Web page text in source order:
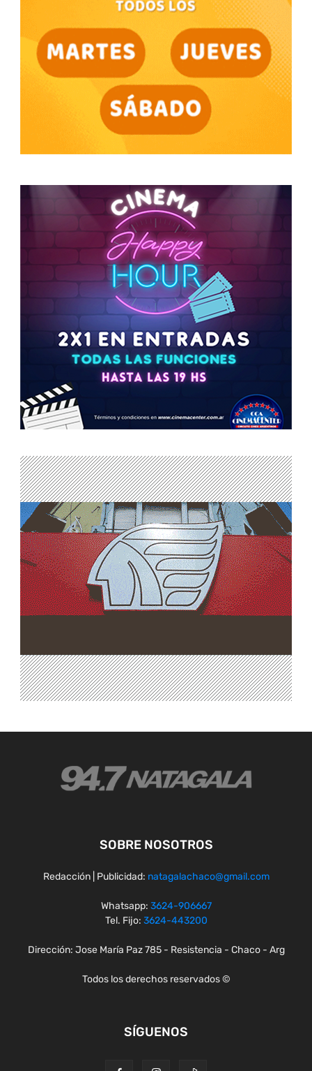
SOBRE NOSOTROS
Redacción | Publicidad: natagalachaco@gmail.com
Whatsapp: 3624-906667
Tel. Fijo: 3624-443200
Dirección: Jose María Paz 785 - Resistencia - Chaco - Arg
Todos los derechos reservados ©
SÍGUENOS